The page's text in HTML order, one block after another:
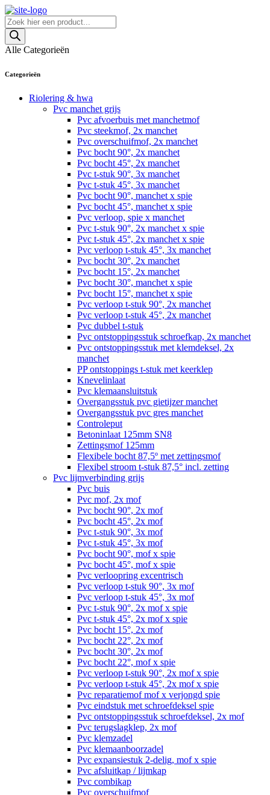
Skip
to
content
Producten
zoeken
Alle Categorieën
Categorieën
Riolering & hwa
Pvc manchet grijs
Pvc afvoerbuis met manchetmof
Pvc steekmof, 2x manchet
Pvc overschuifmof, 2x manchet
Pvc bocht 90°, 2x manchet
Pvc bocht 45°, 2x manchet
Pvc t-stuk 90°, 3x manchet
Pvc t-stuk 45°, 3x manchet
Pvc bocht 90°, manchet x spie
Pvc bocht 45°, manchet x spie
Pvc verloop, spie x manchet
Pvc t-stuk 90°, 2x manchet x spie
Pvc t-stuk 45°, 2x manchet x spie
Pvc verloop t-stuk 45°, 3x manchet
Pvc bocht 30°, 2x manchet
Pvc bocht 15°, 2x manchet
Pvc bocht 30°, manchet x spie
Pvc bocht 15°, manchet x spie
Pvc verloop t-stuk 90°, 2x manchet
Pvc verloop t-stuk 45°, 2x manchet
Pvc dubbel t-stuk
Pvc ontstoppingsstuk schroefkap, 2x manchet
Pvc ontstoppingsstuk met klemdeksel, 2x
manchet
PP ontstoppings t-stuk met keerklep
Knevelinlaat
Pvc klemaansluitstuk
Overgangsstuk pvc gietijzer manchet
Overgangsstuk pvc gres manchet
Controleput
Betoninlaat 125mm SN8
Zettingsmof 125mm
Flexibele bocht 87,5º met zettingsmof
Flexibel stroom t-stuk 87,5° incl. zetting
Pvc lijmverbinding grijs
Pvc buis
Pvc mof, 2x mof
Pvc bocht 90°, 2x mof
Pvc bocht 45°, 2x mof
Pvc t-stuk 90°, 3x mof
Pvc t-stuk 45°, 3x mof
Pvc bocht 90°, mof x spie
Pvc bocht 45°, mof x spie
Pvc verloopring excentrisch
Pvc verloop t-stuk 90°, 3x mof
Pvc verloop t-stuk 45°, 3x mof
Pvc t-stuk 90°, 2x mof x spie
Pvc t-stuk 45°, 2x mof x spie
Pvc bocht 15°, 2x mof
Pvc bocht 22°, 2x mof
Pvc bocht 30°, 2x mof
Pvc bocht 22°, mof x spie
Pvc verloop t-stuk 90°, 2x mof x spie
Pvc verloop t-stuk 45°, 2x mof x spie
Pvc reparatiemof mof x verjongd spie
Pvc eindstuk met schroefdeksel spie
Pvc ontstoppingsstuk schroefdeksel, 2x mof
Pvc terugslagklep, 2x mof
Pvc klemzadel
Pvc klemaanboorzadel
Pvc expansiestuk 2-delig, mof x spie
Pvc afsluitkap / lijmkap
Pvc combikap
Pvc overschuifmof